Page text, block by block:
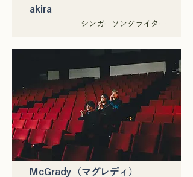
akira
シンガーソングライター
McGrady（マグレディ）